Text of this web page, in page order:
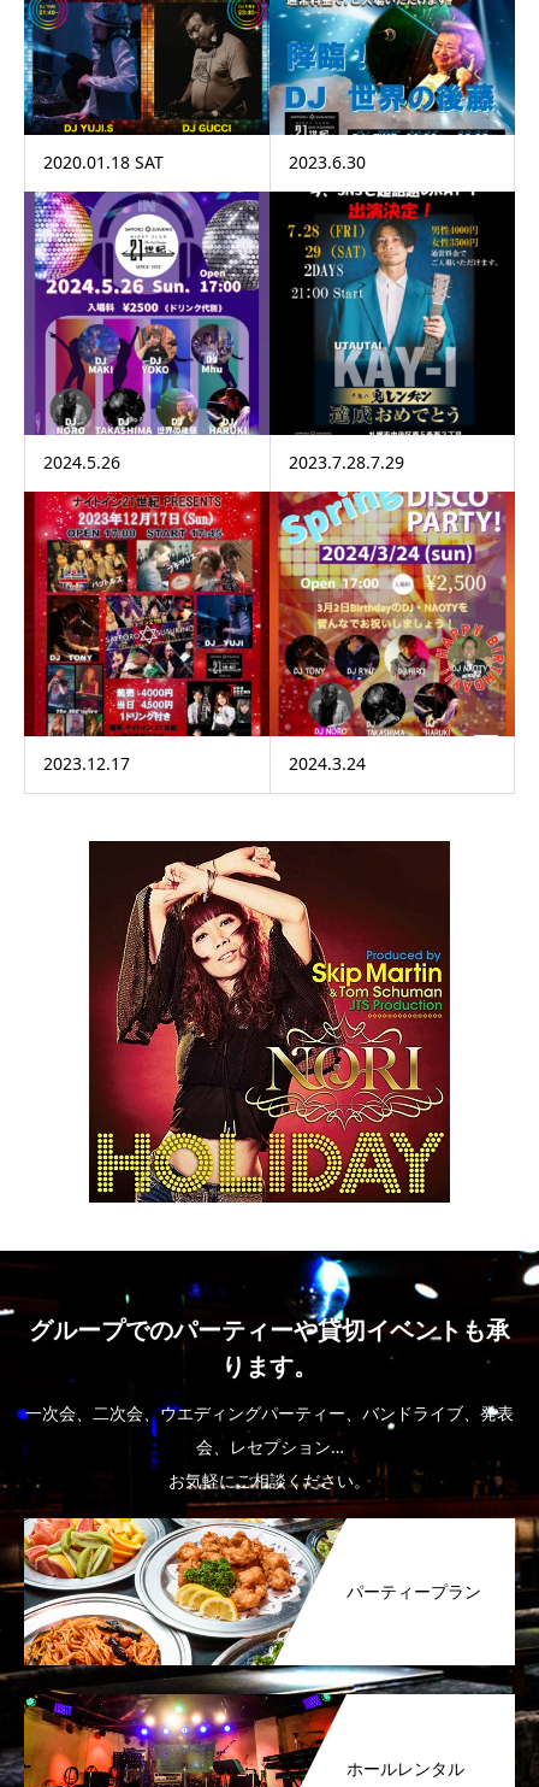
2020.01.18 SAT 2023.6.30
2024.5.26 2023.7.28.7.29
2023.12.17 2024.3.24
グループでのパーティーや貸切イベントも承
ります。
一次会、二次会、ウエディングパーティー、バンドライブ、発表
会、レセプション…
お気軽にご相談ください。
パーティープラン
ホールレンタル